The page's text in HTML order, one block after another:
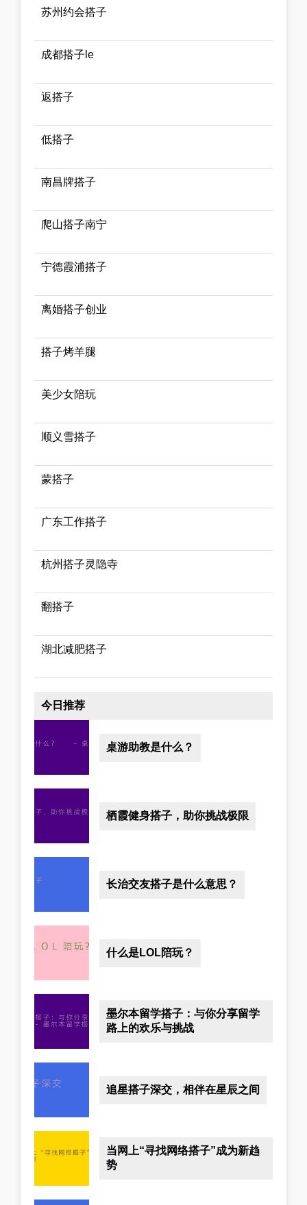
苏州约会搭子
成都搭子le
返搭子
低搭子
南昌牌搭子
爬山搭子南宁
宁德霞浦搭子
离婚搭子创业
搭子烤羊腿
美少女陪玩
顺义雪搭子
蒙搭子
广东工作搭子
杭州搭子灵隐寺
翻搭子
湖北减肥搭子
今日推荐
桌游助教是什么？
栖霞健身搭子，助你挑战极限
长治交友搭子是什么意思？
什么是LOL陪玩？
墨尔本留学搭子：与你分享留学
路上的欢乐与挑战
追星搭子深交，相伴在星辰之间
当网上“寻找网络搭子”成为新趋
势